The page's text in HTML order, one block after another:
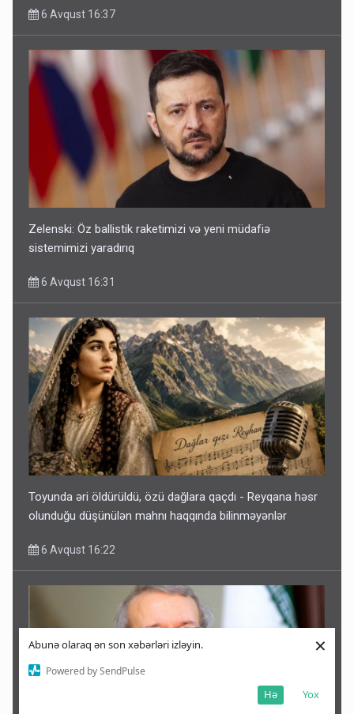
Abunə olaraq ən son xəbərləri izləyin.
Powered by SendPulse
Yox
Hə
×
6 Avqust 16:37
Zelenski: Öz ballistik raketimizi və yeni müdafiə
sistemimizi yaradırıq
6 Avqust 16:31
Toyunda əri öldürüldü, özü dağlara qaçdı - Reyqana həsr
olunduğu düşünülən mahnı haqqında bilinməyənlər
6 Avqust 16:22